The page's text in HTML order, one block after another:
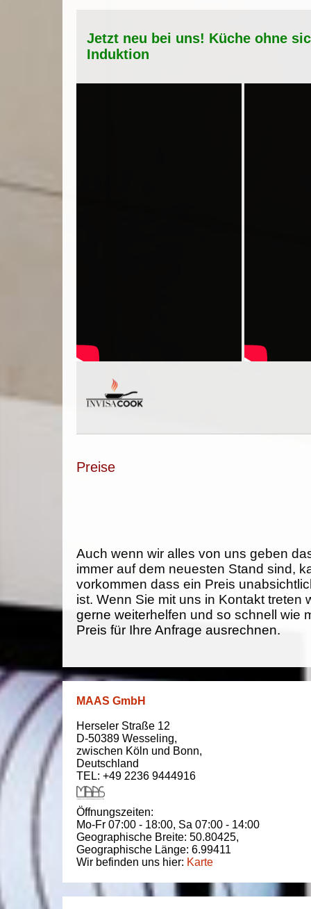
Jetzt neu bei uns! Küche ohne
Induktion
Preise
Auch wenn wir alles von uns geben
immer auf dem neuesten Stand sind,
vorkommen dass ein Preis
ist. Wenn Sie mit uns in Kontakt treten
gerne weiterhelfen und so schnell wie
Preis für Ihre Anfrage ausrechnen.
MAAS GmbH
Herseler Straße 12
D-50389 Wesseling,
zwischen Köln und Bonn,
Deutschland
TEL: +49 2236 9444916
Öffnungszeiten:
Mo-Fr 07:00 - 18:00, Sa 07:00 - 14:00
Geographische Breite: 50.80425,
Geographische Länge: 6.99411
Wir befinden uns hier: Karte